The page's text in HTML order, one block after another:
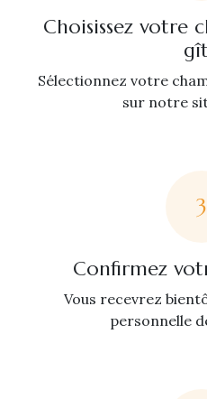
Choisissez votre
Sélectionnez votre
sur notre
3
Confirmez
Vous recevrez
personnelle